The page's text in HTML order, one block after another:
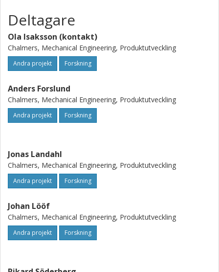
verksamhetsledningssystem och de verktyg som används,
och utvecklas inom projektet, kommer att valideras och
introduceras i företagets design team efter genomförd
validering. Resultat används även i universitetets
grundutbildning.
Deltagare
Ola Isaksson (kontakt)
Chalmers, Mechanical Engineering, Produktutveckling
Andra projekt Forskning
Anders Forslund
Chalmers, Mechanical Engineering, Produktutveckling
Andra projekt Forskning
Jonas Landahl
Chalmers, Mechanical Engineering, Produktutveckling
Andra projekt Forskning
Johan Lööf
Chalmers, Mechanical Engineering, Produktutveckling
Andra projekt Forskning